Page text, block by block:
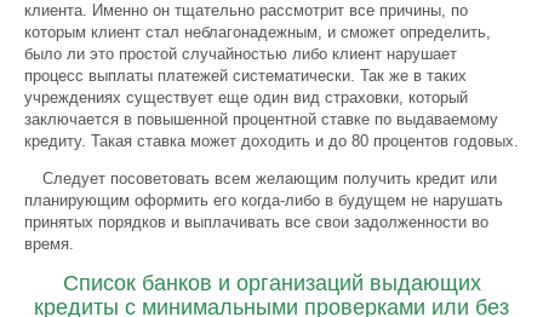
клиента. Именно он тщательно рассмотрит все причины, по
которым клиент стал неблагонадежным, и сможет определить,
было ли это простой случайностью либо клиент нарушает
процесс выплаты платежей систематически. Так же в таких
учреждениях существует еще один вид страховки, который
заключается в повышенной процентной ставке по выдаваемому
кредиту. Такая ставка может доходить и до 80 процентов годовых.
Следует посоветовать всем желающим получить кредит или
планирующим оформить его когда-либо в будущем не нарушать
принятых порядков и выплачивать все свои задолженности во
время.
Список банков и организаций выдающих
кредиты с минимальными проверками или без